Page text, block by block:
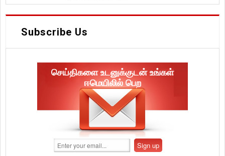
Subscribe Us
செய்திகளை உடனுக்குடன் உங்கள்
ஈமெயிலில் பெற